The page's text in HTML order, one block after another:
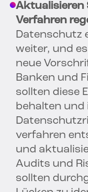
Aktualisieren
Verfahren
Datenschutz
weiter, und
neue
Banken und
sollten diese
behalten und
verfahren
und
Audits und
sollten